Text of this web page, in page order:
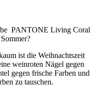
PANTONE Living Coral
ist die Weihnachtszeit
weinroten Nägel gegen
gegen frische Farben und
zu tauschen.